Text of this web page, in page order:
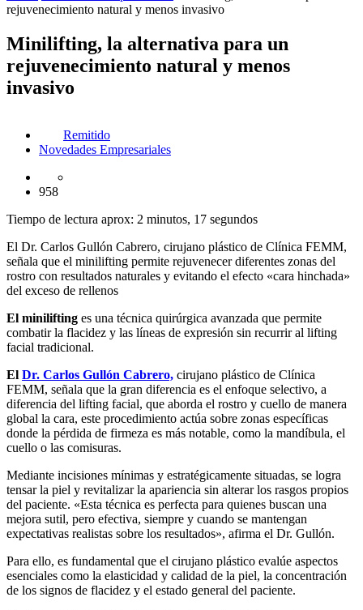
rejuvenecimiento natural y menos invasivo
Minilifting, la alternativa para un
rejuvenecimiento natural y menos
invasivo
Remitido
Novedades Empresariales
958
Tiempo de lectura aprox: 2 minutos, 17 segundos
El Dr. Carlos Gullón Cabrero, cirujano plástico de Clínica FEMM,
señala que el minilifting permite rejuvenecer diferentes zonas del
rostro con resultados naturales y evitando el efecto «cara hinchada»
del exceso de rellenos
El minilifting es una técnica quirúrgica avanzada que permite
combatir la flacidez y las líneas de expresión sin recurrir al lifting
facial tradicional.
El Dr. Carlos Gullón Cabrero, cirujano plástico de Clínica
FEMM, señala que la gran diferencia es el enfoque selectivo, a
diferencia del lifting facial, que aborda el rostro y cuello de manera
global la cara, este procedimiento actúa sobre zonas específicas
donde la pérdida de firmeza es más notable, como la mandíbula, el
cuello o las comisuras.
Mediante incisiones mínimas y estratégicamente situadas, se logra
tensar la piel y revitalizar la apariencia sin alterar los rasgos propios
del paciente. «Esta técnica es perfecta para quienes buscan una
mejora sutil, pero efectiva, siempre y cuando se mantengan
expectativas realistas sobre los resultados», afirma el Dr. Gullón.
Para ello, es fundamental que el cirujano plástico evalúe aspectos
esenciales como la elasticidad y calidad de la piel, la concentración
de los signos de flacidez y el estado general del paciente.